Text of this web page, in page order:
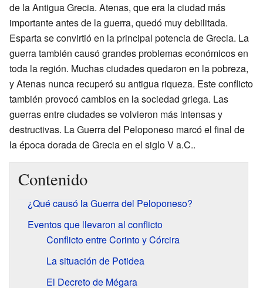
de la Antigua Grecia. Atenas, que era la ciudad más
importante antes de la guerra, quedó muy debilitada.
Esparta se convirtió en la principal potencia de Grecia. La
guerra también causó grandes problemas económicos en
toda la región. Muchas ciudades quedaron en la pobreza,
y Atenas nunca recuperó su antigua riqueza. Este conflicto
también provocó cambios en la sociedad griega. Las
guerras entre ciudades se volvieron más intensas y
destructivas. La Guerra del Peloponeso marcó el final de
la época dorada de Grecia en el siglo V a.C..
Contenido
¿Qué causó la Guerra del Peloponeso?
Eventos que llevaron al conflicto
Conflicto entre Corinto y Córcira
La situación de Potidea
El Decreto de Mégara